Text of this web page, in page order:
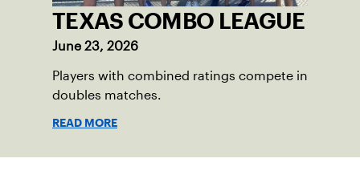
TEXAS COMBO LEAGUE
June 23, 2026
Players with combined ratings compete in
doubles matches.
READ MORE